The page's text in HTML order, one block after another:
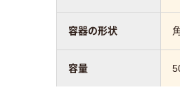
容器の形状
容量